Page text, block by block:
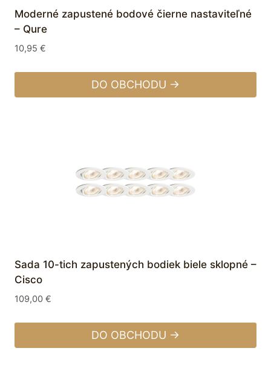
Moderné zapustené bodové čierne nastaviteľné
– Qure
10,95 €
DO OBCHODU →
Sada 10-tich zapustených bodiek biele sklopné –
Cisco
109,00 €
DO OBCHODU →